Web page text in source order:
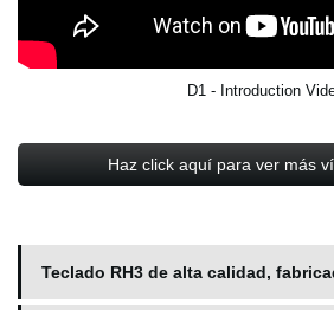
D1 - Introduction
Haz click aquí para ver más
Teclado RH3 de alta calidad,